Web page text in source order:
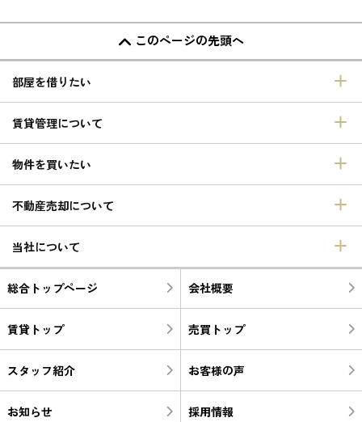
このページの先頭へ
部屋を借りたい
賃貸管理について
物件を買いたい
不動産売却について
当社について
総合トップページ 会社概要
賃貸トップ 売買トップ
スタッフ紹介 お客様の声
お知らせ 採用情報